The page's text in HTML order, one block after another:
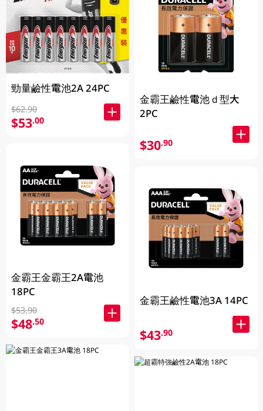
勁量鹼性電池2A 24PC
$62.90
$53.00
金霸王金霸王2A電池
18PC
$53.90
$48.50
金霸王鹼性電池ｄ型大
2PC
$30.90
金霸王鹼性電池3A 14PC
$43.90